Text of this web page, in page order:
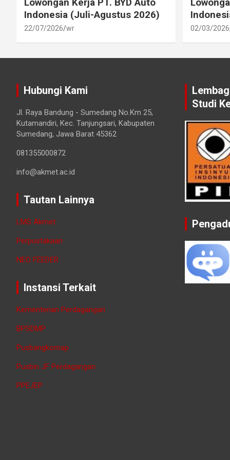
Indonesia (Juli-Agustus 2026)
22/07/2026 wr 02/03/2026
Hubungi Kami
Jl. Raya Bandung - Sumedang No.Km 25,
Kutamandiri, Kec. Tanjungsari, Kabupaten
Sumedang, Jawa Barat 45362
081355000872
info@akmet.ac.id
Tautan Lainnya
LMS Akmet
Perpustakaan
NEO FEEDER
Instansi Terkait
Kementerian Perdagangan
BPSDMP
Pusbangkomap
Pusbin JF Perdagangan
PPEJEP
Studi